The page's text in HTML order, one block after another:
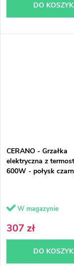
DO
CERANO - Grzałka
elektryczna z
600W - połysk
W magazynie
307 zł
DO